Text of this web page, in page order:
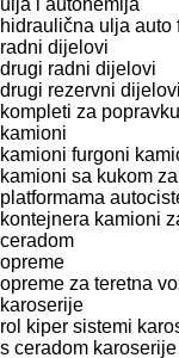
hidraulična ulja auto
radni dijelovi
drugi radni dijelovi
drugi rezervni dijelovi
kompleti za popravku
kamioni
kamioni furgoni
kamioni sa kukom
platformama
kontejnera kamioni
ceradom
opreme
оpremе za teretna
karoserije
rol kiper sistemi
s ceradom